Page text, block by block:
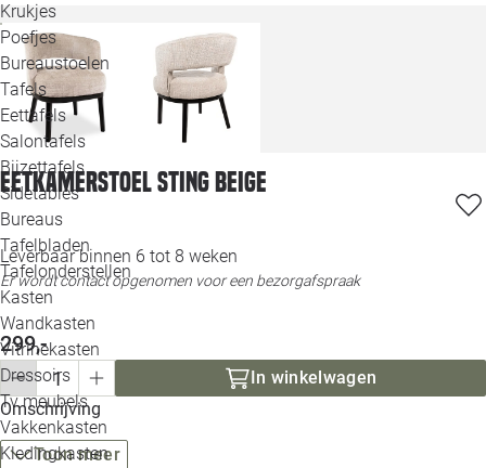
Krukjes
Poefjes
Bureaustoelen
Tafels
Eettafels
Salontafels
Bijzettafels
Sidetables
Bureaus
Tafelbladen
Tafelonderstellen
Kasten
Wandkasten
Vitrinekasten
Dressoirs
Tv meubels
Vakkenkasten
Kledingkasten
Eetkamerstoel Sting beige
Leverbaar binnen 6 tot 8 weken
Er wordt contact opgenomen voor een bezorgafspraak
299,-
In winkelwagen
Omschrijving
Toon meer